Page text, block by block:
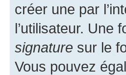
créer une par
l’utilisateur.
signature sur le
Vous pouvez